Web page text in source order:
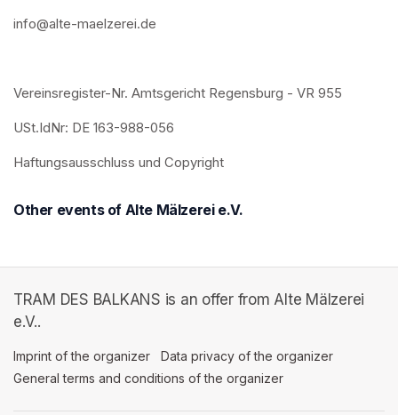
info@alte-maelzerei.de
Vereinsregister-Nr. Amtsgericht Regensburg - VR 955
USt.IdNr: DE 163-988-056
Haftungsausschluss und Copyright
Other events of Alte Mälzerei e.V.
TRAM DES BALKANS is an offer from Alte Mälzerei
e.V..
Imprint of the organizer (opens in a new tab)
Data privacy of the organizer
General terms and conditions of the organizer